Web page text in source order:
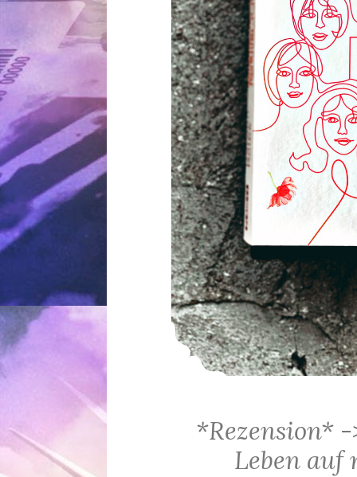
*Rezension*
Leben auf